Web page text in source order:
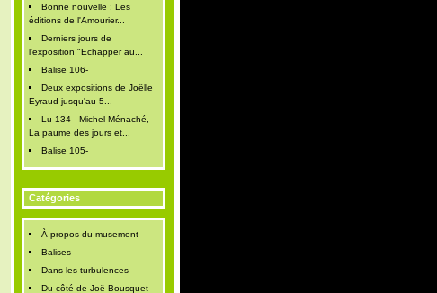
Bonne nouvelle : Les
éditions de l'Amourier...
Derniers jours de
l'exposition "Echapper au...
Balise 106-
Deux expositions de Joëlle
Eyraud jusqu'au 5...
Lu 134 - Michel Ménaché,
La paume des jours et...
Balise 105-
Catégories
À propos du musement
Balises
Dans les turbulences
Du côté de Joë Bousquet